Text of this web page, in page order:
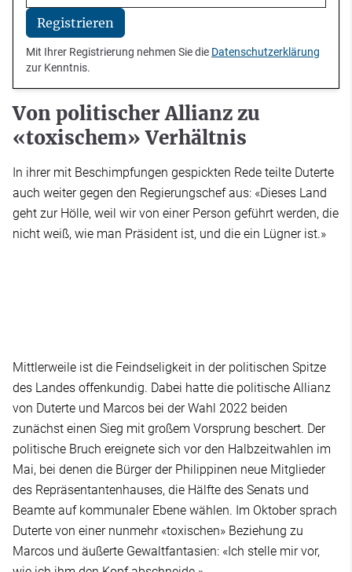
Registrieren
Mit Ihrer Registrierung nehmen Sie die Datenschutzerklärung
zur Kenntnis.
Von politischer Allianz zu
«toxischem» Verhältnis
In ihrer mit Beschimpfungen gespickten Rede teilte Duterte
auch weiter gegen den Regierungschef aus: «Dieses Land
geht zur Hölle, weil wir von einer Person geführt werden, die
nicht weiß, wie man Präsident ist, und die ein Lügner ist.»
Mittlerweile ist die Feindseligkeit in der politischen Spitze
des Landes offenkundig. Dabei hatte die politische Allianz
von Duterte und Marcos bei der Wahl 2022 beiden
zunächst einen Sieg mit großem Vorsprung beschert. Der
politische Bruch ereignete sich vor den Halbzeitwahlen im
Mai, bei denen die Bürger der Philippinen neue Mitglieder
des Repräsentantenhauses, die Hälfte des Senats und
Beamte auf kommunaler Ebene wählen. Im Oktober sprach
Duterte von einer nunmehr «toxischen» Beziehung zu
Marcos und äußerte Gewaltfantasien: «Ich stelle mir vor,